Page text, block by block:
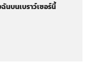
นบนเบราว์เซอร์นี้